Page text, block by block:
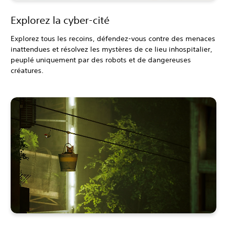
Explorez la cyber-cité
Explorez tous les recoins, défendez-vous contre des menaces
inattendues et résolvez les mystères de ce lieu inhospitalier,
peuplé uniquement par des robots et de dangereuses
créatures.